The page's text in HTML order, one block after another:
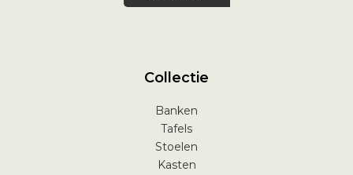
Collectie
Banken
Tafels
Stoelen
Kasten